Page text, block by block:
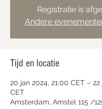
Registratie is
Andere
Tijd en locatie
20 jan 2024, 21:00 CET –
CET
Amsterdam, Amstel 115 /